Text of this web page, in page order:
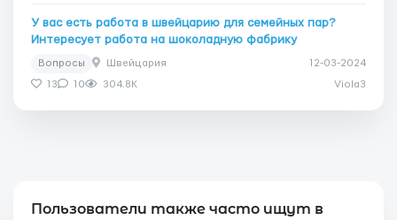
У вас есть работа в швейцарию для семейных пар?
Интересует работа на шоколадную фабрику
Вопросы Швейцария 12-03-2024
13 10 304.8K Viola3
Пользователи также часто ищут в